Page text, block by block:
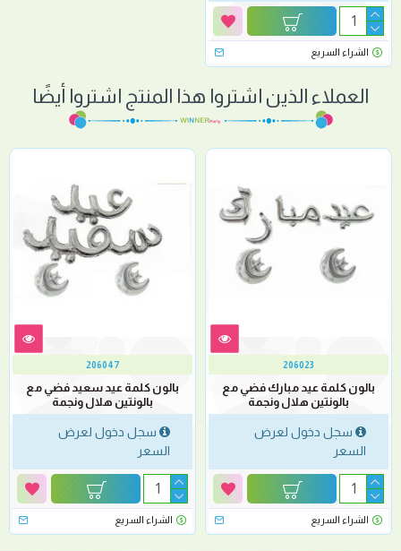
الشراء السريع
العملاء الذين اشتروا هذا المنتج اشتروا أيضًا
206023
بالون كلمة عيد مبارك فضي مع
بالونتين هلال ونجمة
سجل دخول لعرض
السعر
الشراء السريع
206047
بالون كلمة عيد سعيد فضي مع
بالونتين هلال ونجمة
سجل دخول لعرض
السعر
الشراء السريع